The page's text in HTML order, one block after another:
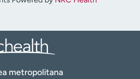
metropolitana